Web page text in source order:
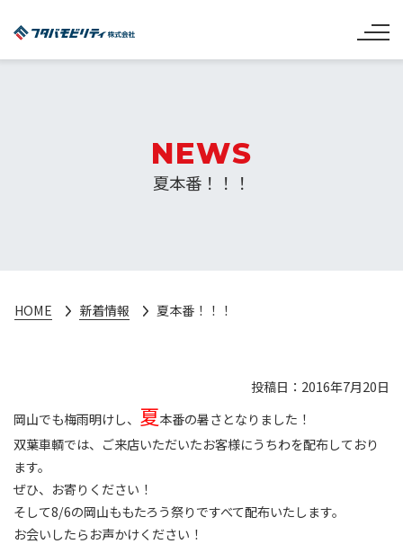
NEWS
夏本番！！！
HOME 新着情報 夏本番！！！
投稿日：2016年7月20日
岡山でも梅雨明けし、 夏本番の暑さとなりました！
双葉車輌では、ご来店いただいたお客様にうちわを配布しており
ます。
ぜひ、お寄りください！
そして8/6の岡山ももたろう祭りですべて配布いたします。
お会いしたらお声かけください！